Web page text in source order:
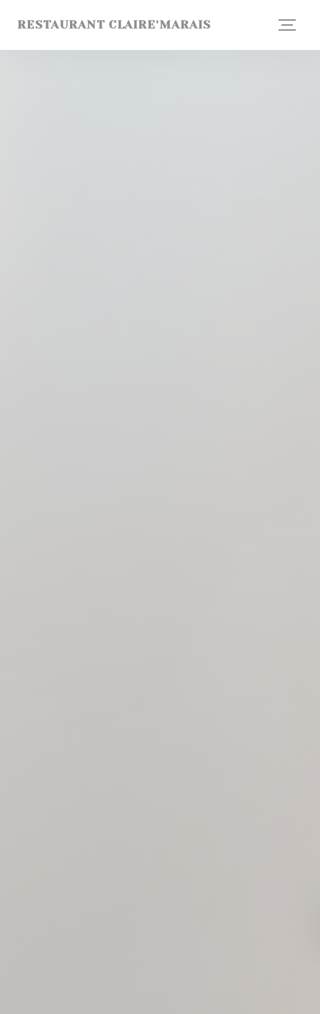
RESTAURANT CLAIRE'MARAIS